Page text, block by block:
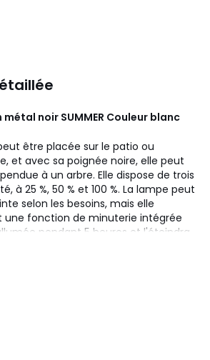
noir SUMMER Couleur blanc
être placée sur le patio ou
et avec sa poignée noire, elle peut
à un arbre. Elle dispose de trois
à 25 %, 50 % et 100 %. La lampe peut
selon les besoins, mais elle
une fonction de minuterie intégrée
pendant 5 heures et l'éteindra
fonction de minuterie peut être